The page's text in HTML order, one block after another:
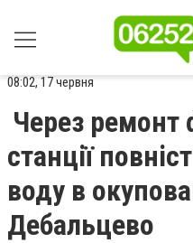
08:02, 17 червня
Через ремонт
станції
воду в
Дебальцево